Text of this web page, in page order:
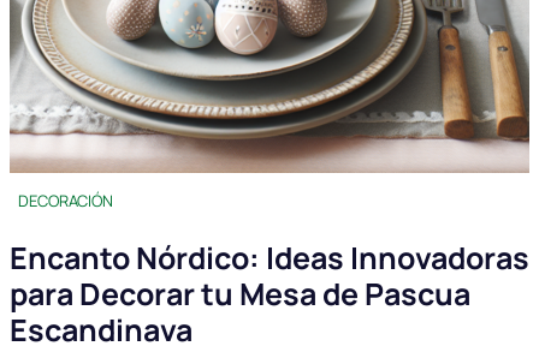
DECORACIÓN
Encanto Nórdico: Ideas Innovadoras
para Decorar tu Mesa de Pascua
Escandinava